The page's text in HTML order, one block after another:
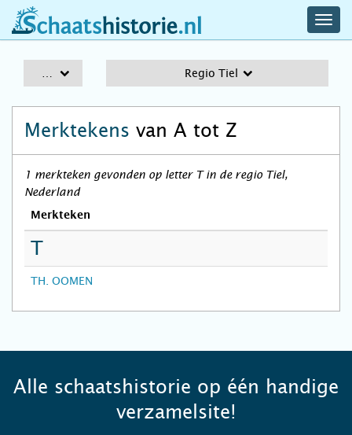
schaatshistorie.nl
Regio Tiel
Merktekens van A tot Z
1 merkteken gevonden op letter T in de regio Tiel,
Nederland
Merkteken
T
TH. OOMEN
Alle schaatshistorie op één handige
verzamelsite!